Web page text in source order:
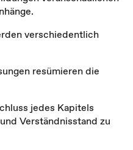
verschiedentlich
resümieren die
jedes Kapitels
Verständnisstand zu